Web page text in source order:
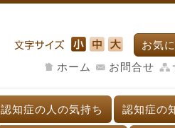
お気
ホーム
お問合せ
認知症の人の気持ち 認知症の